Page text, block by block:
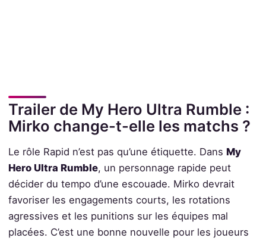
Trailer de My Hero Ultra Rumble :
Mirko change-t-elle les matchs ?
Le rôle Rapid n’est pas qu’une étiquette. Dans My
Hero Ultra Rumble, un personnage rapide peut
décider du tempo d’une escouade. Mirko devrait
favoriser les engagements courts, les rotations
agressives et les punitions sur les équipes mal
placées. C’est une bonne nouvelle pour les joueurs